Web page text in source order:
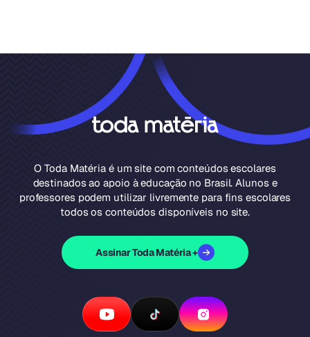
O Toda Matéria é um site com conteúdos escolares
destinados ao apoio à educação no Brasil. Alunos e
professores podem utilizar livremente para fins escolares
todos os conteúdos disponíveis no site.
Assinar Toda Matéria +